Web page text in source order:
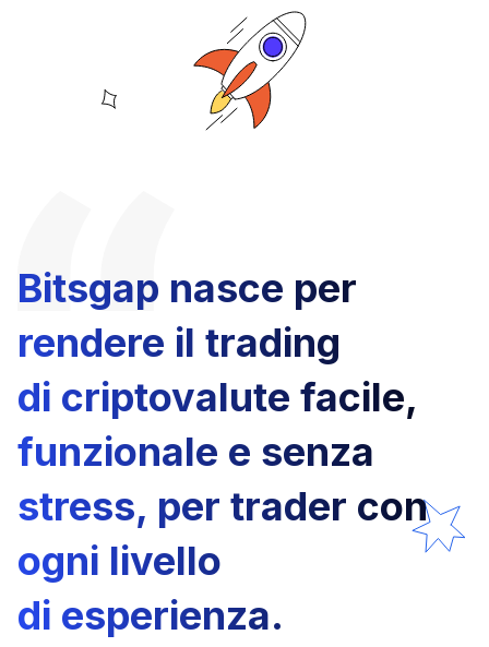
Bitsgap nasce per
rendere il trading
di criptovalute facile,
funzionale e senza
stress, per trader con
ogni livello
di esperienza.